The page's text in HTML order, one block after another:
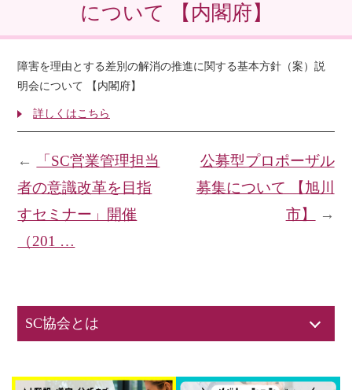
について 【内閣府】
障害を理由とする差別の解消の推進に関する基本方針（案）説
明会について 【内閣府】
詳しくはこちら
公募型プロポーザル
募集について 【旭川
市】
→
←
「SC営業管理担当
者の意識改革を目指
すセミナー」開催
（201 …
SC協会とは